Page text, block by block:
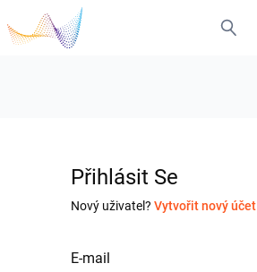
Přihlásit Se
Nový uživatel? Vytvořit nový účet
E-mail